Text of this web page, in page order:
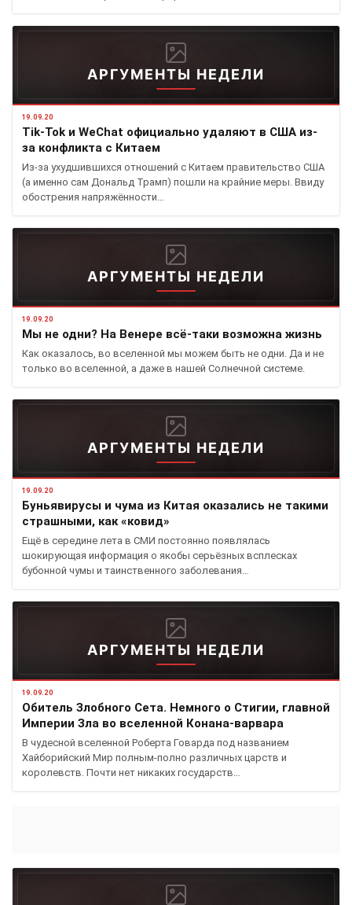
АРГУМЕНТЫ НЕДЕЛИ
19.09.20
Tik-Tok и WeChat официально удаляют в США из-
за конфликта с Китаем
Из-за ухудшившихся отношений с Китаем правительство США
(а именно сам Дональд Трамп) пошли на крайние меры. Ввиду
обострения напряжённости…
АРГУМЕНТЫ НЕДЕЛИ
19.09.20
Мы не одни? На Венере всё-таки возможна жизнь
Как оказалось, во вселенной мы можем быть не одни. Да и не
только во вселенной, а даже в нашей Солнечной системе.
АРГУМЕНТЫ НЕДЕЛИ
19.09.20
Буньявирусы и чума из Китая оказались не такими
страшными, как «ковид»
Ещё в середине лета в СМИ постоянно появлялась
шокирующая информация о якобы серьёзных всплесках
бубонной чумы и таинственного заболевания…
АРГУМЕНТЫ НЕДЕЛИ
19.09.20
Обитель Злобного Сета. Немного о Стигии, главной
Империи Зла во вселенной Конана-варвара
В чудесной вселенной Роберта Говарда под названием
Хайборийский Мир полным-полно различных царств и
королевств. Почти нет никаких государств…